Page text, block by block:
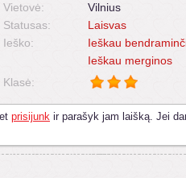
Vietovė:
Vilnius
Statusas:
Laisvas
Ieško:
Ieškau
Ieškau merginos
Klasė:
prisijunk ir parašyk jam laišką. Jei